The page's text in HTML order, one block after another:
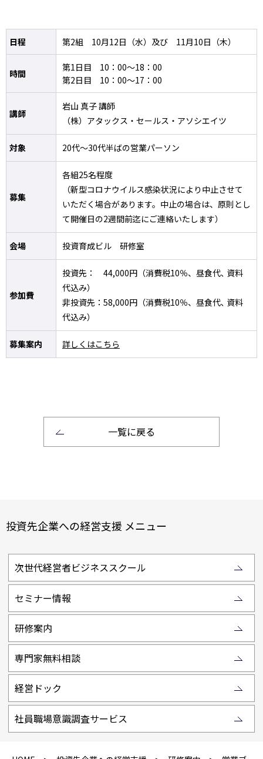
日程 第2組 10月12日（水）及び 11月10日（木）
時間
第1日目 10：00～18：00
第2日目 10：00～17：00
講師
岩山 真子 講師
（株）アタックス・セールス・アソシエイツ
対象 20代～30代半ばの営業パーソン
募集
各組25名程度
（新型コロナウイルス感染状況により中止させて
いただく場合があります。中止の場合は、原則とし
て開催日の2週間前迄にご連絡いたします）
会場 投資育成ビル 研修室
参加費
投資先： 44,000円（消費税10％、昼食代､ 資料
代込み）
非投資先：58,000円（消費税10％、昼食代､ 資料
代込み）
募集案内 詳しくはこちら
一覧に戻る
投資先企業への経営支援 メニュー
次世代経営者ビジネススクール
セミナー情報
研修案内
専門家無料相談
経営ドック
社員職場意識調査サービス